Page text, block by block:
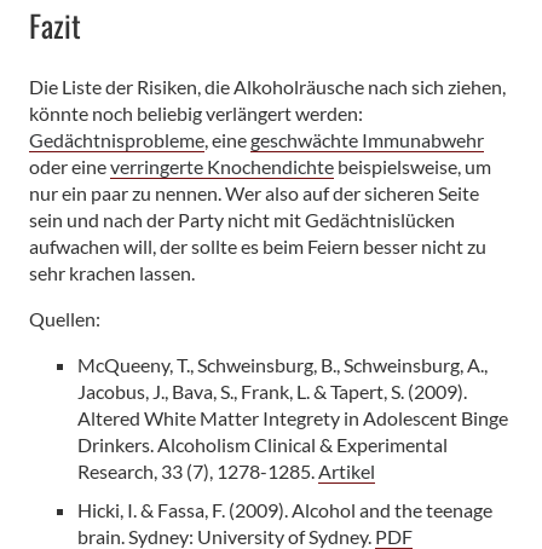
Fazit
Die Liste der Risiken, die Alkoholräusche nach sich ziehen,
könnte noch beliebig verlängert werden:
Gedächtnisprobleme, einegeschwächte Immunabwehr
oder eineverringerte Knochendichte beispielsweise, um
nur ein paar zu nennen. Wer also auf der sicheren Seite
sein und nach der Party nicht mit Gedächtnislücken
aufwachen will, der sollte es beim Feiern besser nicht zu
sehr krachen lassen.
Quellen:
McQueeny, T., Schweinsburg, B., Schweinsburg, A.,
Jacobus, J., Bava, S., Frank, L. & Tapert, S. (2009).
Altered White Matter Integrety in Adolescent Binge
Drinkers. Alcoholism Clinical & Experimental
Research, 33 (7), 1278-1285.Artikel
Hicki, I. & Fassa, F. (2009). Alcohol and the teenage
brain. Sydney: University of Sydney. PDF